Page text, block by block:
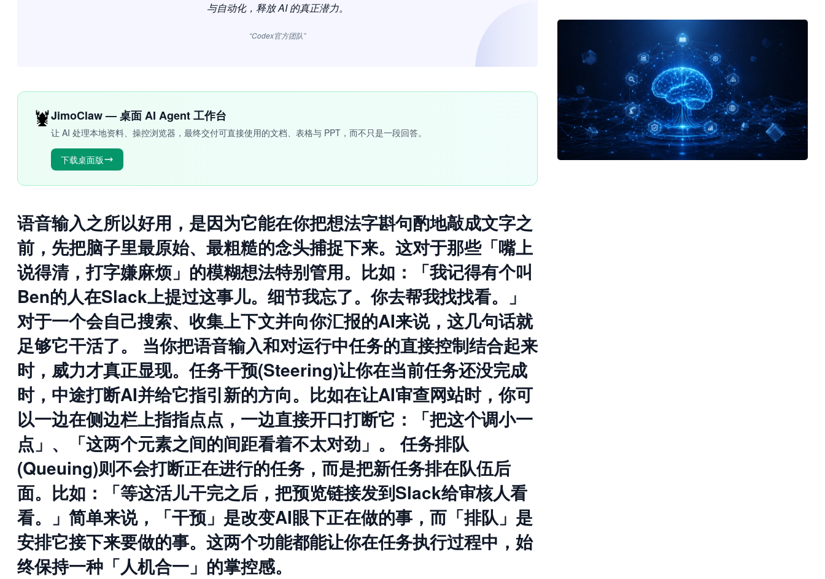
与自动化，释放 AI 的真正潜力。
“Codex官方团队”
🦞JimoClaw — 桌面 AI Agent 工作台
让 AI 处理本地资料、操控浏览器，最终交付可直接使用的文档、表格与 PPT，而不只是一段回答。
下载桌面版
语音输入之所以好用，是因为它能在你把想法字斟句酌地敲成文字之
前，先把脑子里最原始、最粗糙的念头捕捉下来。这对于那些「嘴上
说得清，打字嫌麻烦」的模糊想法特别管用。比如：「我记得有个叫
Ben的人在Slack上提过这事儿。细节我忘了。你去帮我找找看。」
对于一个会自己搜索、收集上下文并向你汇报的AI来说，这几句话就
足够它干活了。 当你把语音输入和对运行中任务的直接控制结合起来
时，威力才真正显现。任务干预(Steering)让你在当前任务还没完成
时，中途打断AI并给它指引新的方向。比如在让AI审查网站时，你可
以一边在侧边栏上指指点点，一边直接开口打断它：「把这个调小一
点」、「这两个元素之间的间距看着不太对劲」。 任务排队
(Queuing)则不会打断正在进行的任务，而是把新任务排在队伍后
面。比如：「等这活儿干完之后，把预览链接发到Slack给审核人看
看。」简单来说，「干预」是改变AI眼下正在做的事，而「排队」是
安排它接下来要做的事。这两个功能都能让你在任务执行过程中，始
终保持一种「人机合一」的掌控感。